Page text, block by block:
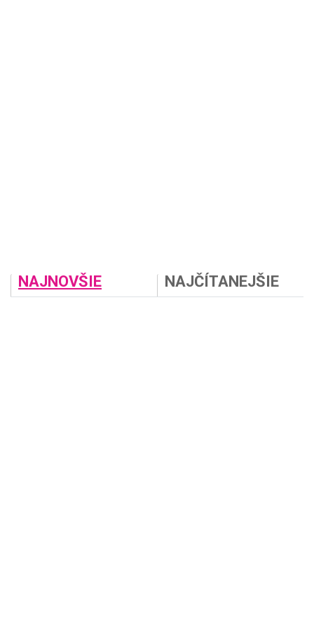
NAJNOVŠIE NAJČÍTANEJŠIE